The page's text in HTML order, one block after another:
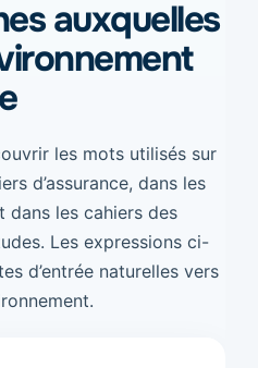
auxquelles
les mots utilisés sur
d’assurance, dans les
dans les cahiers des
Les expressions ci-
d’entrée naturelles vers